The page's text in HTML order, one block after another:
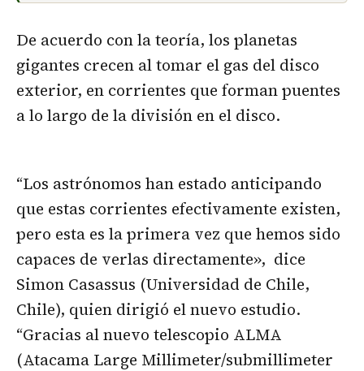
De acuerdo con la teoría, los planetas
gigantes crecen al tomar el gas del disco
exterior, en corrientes que forman puentes
a lo largo de la división en el disco.
“Los astrónomos han estado anticipando
que estas corrientes efectivamente existen,
pero esta es la primera vez que hemos sido
capaces de verlas directamente», dice
Simon Casassus (Universidad de Chile,
Chile), quien dirigió el nuevo estudio.
“Gracias al nuevo telescopio ALMA
(Atacama Large Millimeter/submillimeter